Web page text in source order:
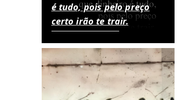
é tudo, pois pelo preço
certo irão te trair.